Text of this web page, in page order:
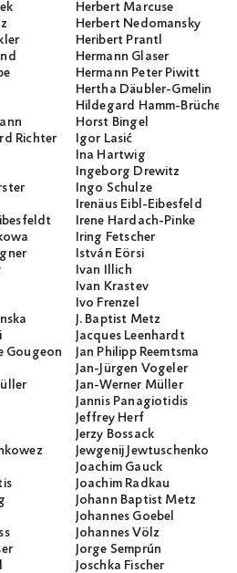
Herbert Marcuse
Herbert Nedomansky
Heribert Prantl
Hermann Glaser
Hermann Peter Piwitt
Hertha Däubler-Gmelin
Hildegard Hamm-Brücher
Horst Bingel
Richter
Igor Lasić
Ina Hartwig
Ingeborg Drewitz
Ingo Schulze
Irenäus Eibl-Eibesfeld
Irene Hardach-Pinke
Iring Fetscher
István Eörsi
Ivan Illich
Ivan Krastev
Ivo Frenzel
J. Baptist Metz
Jacques Leenhardt
Gougeon
Jan Philipp Reemtsma
Jan-Jürgen Vogeler
Jan-Werner Müller
Jannis Panagiotidis
Jeffrey Herf
Jerzy Bossack
Jewgenij Jewtuschenko
Joachim Gauck
Joachim Radkau
Johann Baptist Metz
Johannes Goebel
Johannes Völz
Jorge Semprún
Joschka Fischer